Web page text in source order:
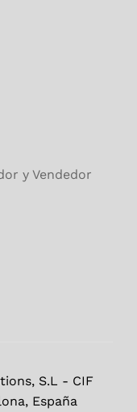
y Vendedor
S.L - CIF
España